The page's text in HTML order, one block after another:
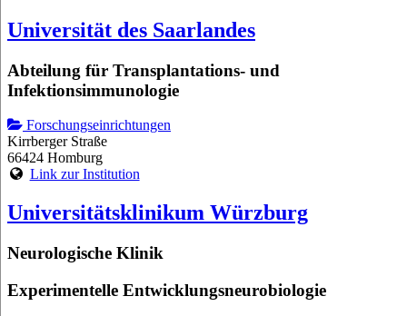
Universität des Saarlandes
Abteilung für Transplantations- und
Infektionsimmunologie
Forschungseinrichtungen
Kirrberger Straße
66424 Homburg
Link zur Institution
Universitätsklinikum Würzburg
Neurologische Klinik
Experimentelle Entwicklungsneurobiologie